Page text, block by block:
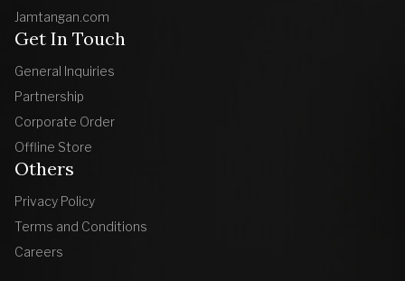
Jamtangan.com
Get In Touch
General Inquiries
Partnership
Corporate Order
Offline Store
Others
Privacy Policy
Terms and Conditions
Careers